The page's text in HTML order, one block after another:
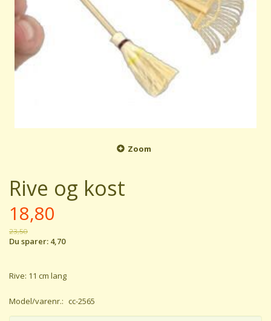
Zoom
Rive og kost
18,80
23,50
Du sparer: 4,70
Rive: 11 cm lang
Model/varenr.: cc-2565